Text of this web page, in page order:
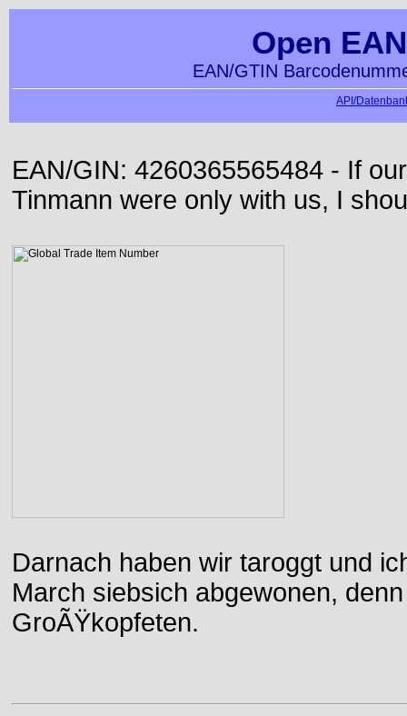
Open
EAN/GTIN
API/
EAN/GIN: 4260365565484 - If
Tinmann were only with us, I
Darnach haben wir taroggt und
March siebsich abgewonen,
GroÃŸkopfeten.